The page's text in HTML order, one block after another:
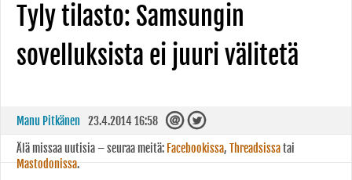
Tyly tilasto: Samsungin
sovelluksista ei juuri välitetä
Manu Pitkänen 23.4.2014 16:58
Älä missaa uutisia – seuraa meitä: Facebookissa, Threadsissatai
Mastodonissa.